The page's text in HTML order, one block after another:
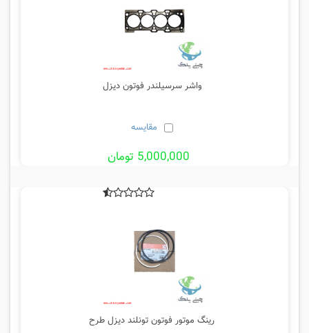
واشر سرسیلندر فوتون دیزل
مقایسه
5,000,000 تومان
رینگ موتور فوتون تونلند دیزل طرح